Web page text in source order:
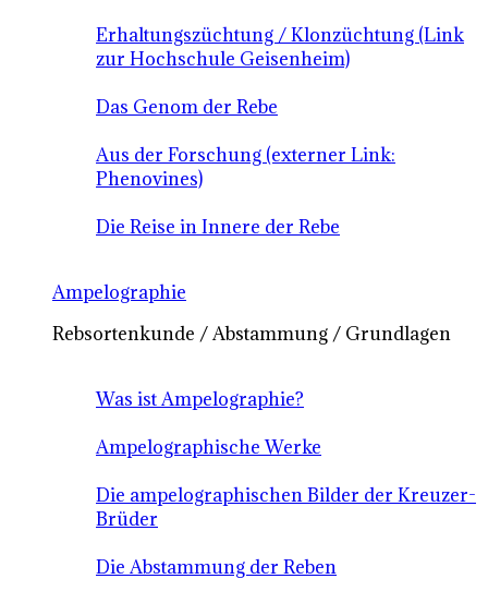
Erhaltungszüchtung / Klonzüchtung (Link
zur Hochschule Geisenheim)
Das Genom der Rebe
Aus der Forschung (externer Link:
Phenovines)
Die Reise in Innere der Rebe
Ampelographie
Rebsortenkunde / Abstammung / Grundlagen
Was ist Ampelographie?
Ampelographische Werke
Die ampelographischen Bilder der Kreuzer-
Brüder
Die Abstammung der Reben